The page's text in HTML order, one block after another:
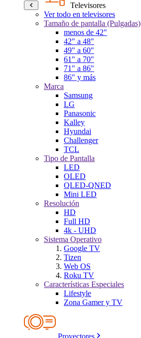
Televisores
Ver todo en televisores
Tamaño de pantalla (Pulgadas)
menos de 42"
42" a 48"
49" a 60"
61" a 70"
71" a 86"
86" y más
Marca
Samsung
LG
Panasonic
Kalley
Hyundai
Challenger
TCL
Tipo de Pantalla
LED
OLED
QLED-QNED
Mini LED
Resolución
HD
Full HD
4k - UHD
Sistema Operativo
Google TV
Tizen
Web OS
Roku TV
Características Especiales
Lifestyle
Zona Gamer y TV
Proyectores